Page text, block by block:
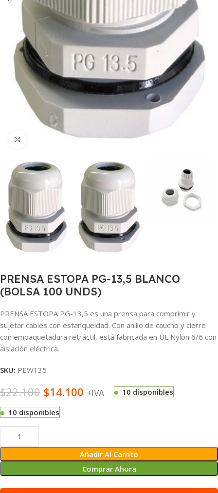
Haga Click para agrandar
PRENSA ESTOPA PG-13,5 BLANCO
(BOLSA 100 UNDS)
PRENSA ESTOPA PG-13,5 es una prensa para comprimir y
sujetar cables con estanqueidad. Con anillo de caucho y cierre
con empaquetadura retráctil, está fabricada en UL Nylon 6/6 con
aislación eléctrica.
SKU: PEW135
$22.100 $14.100 +IVA 10 disponibles
10 disponibles
Añadir Al Carrito
Comprar Ahora
Alternative: